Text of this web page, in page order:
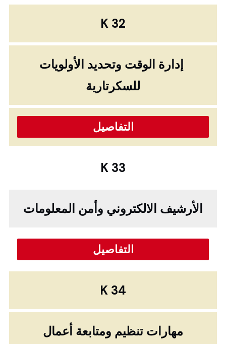
K 32
إدارة الوقت وتحديد الأولويات
للسكرتارية
التفاصيل
K 33
الأرشيف الالكتروني وأمن المعلومات
التفاصيل
K 34
مهارات تنظيم ومتابعة أعمال